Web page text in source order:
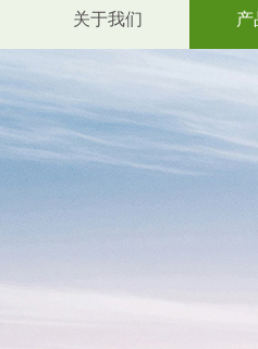
关于我们 产